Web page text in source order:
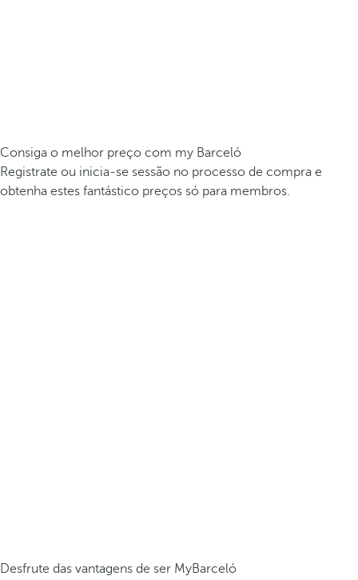
Consiga o melhor preço com my Barceló
Registrate ou inicia-se sessão no processo de compra e
obtenha estes fantástico preços só para membros.
Desfrute das vantagens de ser MyBarceló